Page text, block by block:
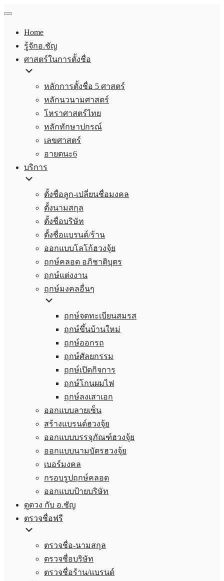
Home
รู้จักอ.ชัญ
ศาสตร์ในการตั้งชื่อ
หลักการตั้งชื่อ 5 ศาสตร์
หลักนวนามศาสตร์
โหราศาสตร์ไทย
หลักทักษาปกรณ์
เลขศาสตร์
อายตนะ6
บริการ
ตั้งชื่อลูก-เปลี่ยนชื่อมงคล
ตั้งนามสกุล
ตั้งชื่อบริษัท
ตั้งชื่อแบรนด์/ร้าน
ออกแบบโลโก้ฮวงจุ้ย
ฤกษ์คลอด อภิชาติบุตร
ฤกษ์แต่งงาน
ฤกษ์มงคลอื่นๆ
ฤกษ์จดทะเบียนสมรส
ฤกษ์ขึ้นบ้านใหม่
ฤกษ์ออกรถ
ฤกษ์ศัลยกรรม
ฤกษ์เปิดกิจการ
ฤกษ์โกนผมไฟ
ฤกษ์ลงเสาเอก
ออกแบบลายเซ็น
สร้างแบรนด์ฮวงจุ้ย
ออกแบบบรรจุภัณฑ์ฮวงจุ้ย
ออกแบบนามบัตรฮวงจุ้ย
เบอร์มงคล
กรอบรูปฤกษ์คลอด
ออกแบบป้ายบริษัท
ดูดวง กับ อ.ชัญ
ตรวจชื่อฟรี
ตรวจชื่อ-นามสกุล
ตรวจชื่อบริษัท
ตรวจชื่อร้าน/แบรนด์